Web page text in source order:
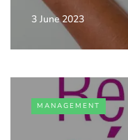
3 June 2023
MANAGEMENT